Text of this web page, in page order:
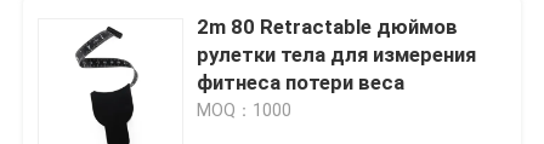
Свяжитесь мы
Спросите цитату
2m 80 Retractable дюймов
рулетки тела для измерения
фитнеса потери веса
MOQ：1000